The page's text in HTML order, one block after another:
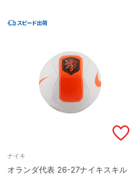
ナイキ
オランダ代表 26-27ナイキスキル